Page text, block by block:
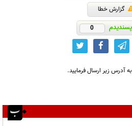
گزارش خطا
پسندیدم 0
آدرس زیر ارسال فرمایید.